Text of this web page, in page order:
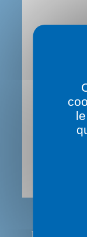
0
Hôtel
69483